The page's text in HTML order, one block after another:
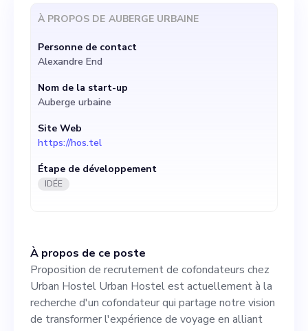
d'un cofondateur qui
partage notre vision de
transformer l'expérience de
voyage en alliant
technologie de pointe et
sentiment d'appartenance
au sein d'une auberge
respectueuse de
le secteur des auberges en
intégrant la technologie
dans les réservations de
À propos de ce poste
Proposition de recrutement de cofondateurs chez
Urban Hostel Urban Hostel est actuellement à la
recherche d'un cofondateur qui partage notre vision
de transformer l'expérience de voyage en alliant
À PROPOS DE AUBERGE URBAINE
Personne de contact
Alexandre End
Nom de la start-up
Auberge urbaine
Site Web
https://hos.tel
Étape de développement
IDÉE